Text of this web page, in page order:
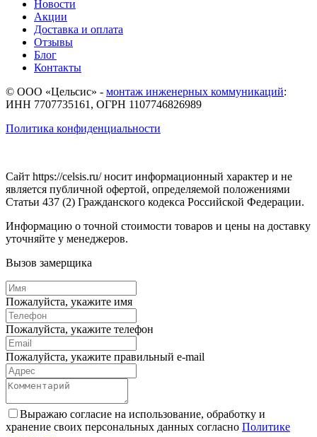
Новости
Акции
Доставка и оплата
Отзывы
Блог
Контакты
© ООО «Цельсис» - монтаж инженерных коммуникаций:
ИНН 7707735161, ОГРН 1107746826989
Политика конфиденциальности
Сайт https://celsis.ru/ носит информационный характер и не
является публичной офертой, определяемой положениями
Статьи 437 (2) Гражданского кодекса Российской Федерации.
Информацию о точной стоимости товаров и цены на доставку
уточняйте у менеджеров.
Вызов замерщика
Пожалуйста, укажите имя
Пожалуйста, укажите телефон
Пожалуйста, укажите правильный e-mail
Выражаю согласие на использование, обработку и
хранение своих персональных данных согласно Политике